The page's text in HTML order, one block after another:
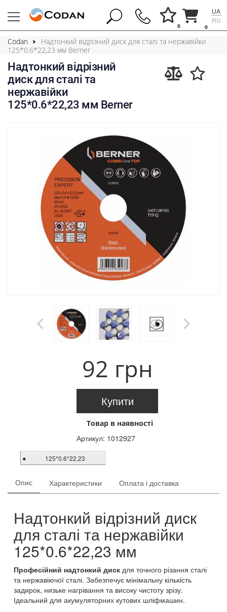
0
0
UA
RU
Codan
Надтонкий відрізний диск для сталі та нержавійки
125*0.6*22,23 мм Berner
Надтонкий відрізний
диск для сталі та
нержавійки
125*0.6*22,23 мм Berner
92 грн
Купити
Товар в наявності
Артикул: 1012927
125*0.6*22,23
Опис Характеристики Оплата і доставка
Надтонкий відрізний диск
для сталі та нержавійки
125*0.6*22,23 мм
Професійний надтонкий диск для точного різання сталі
та нержавіючої сталі. Забезпечує мінімальну кількість
задирок, низьке нагрівання та високу чистоту зрізу.
Ідеальний для акумуляторних кутових шліфмашин.